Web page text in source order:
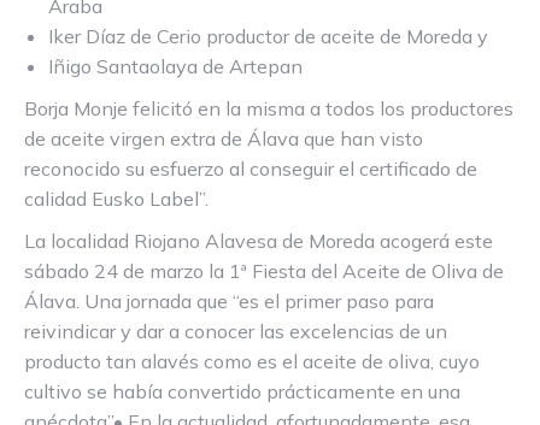
Araba
Iker Díaz de Cerio productor de aceite de Moreda y
Iñigo Santaolaya de Artepan
Borja Monje felicitó en la misma a todos los productores
de aceite virgen extra de Álava que han visto
reconocido su esfuerzo al conseguir el certificado de
calidad Eusko Label”.
La localidad Riojano Alavesa de Moreda acogerá este
sábado 24 de marzo la 1ª Fiesta del Aceite de Oliva de
Álava. Una jornada que “es el primer paso para
reivindicar y dar a conocer las excelencias de un
producto tan alavés como es el aceite de oliva, cuyo
cultivo se había convertido prácticamente en una